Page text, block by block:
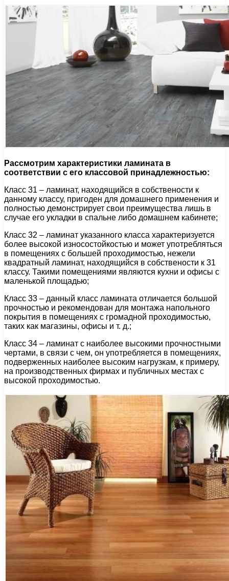
Рассмотрим характеристики ламината в
соответствии с его классовой принадлежностью:
Класс 31 – ламинат, находящийся в собствености к
данному классу, пригоден для домашнего применения и
полностью демонстрирует свои преимущества лишь в
случае его укладки в спальне либо домашнем кабинете;
Класс 32 – ламинат указанного класса характеризуется
более высокой износостойкостью и может употребляться
в помещениях с большей проходимостью, нежели
квадратный ламинат, находящийся в собствености к 31
классу. Такими помещениями являются кухни и офисы с
маленькой площадью;
Класс 33 – данный класс ламината отличается большой
прочностью и рекомендован для монтажа напольного
покрытия в помещениях с громадной проходимостью,
таких как магазины, офисы и т. д.;
Класс 34 – ламинат с наиболее высокими прочностными
чертами, в связи с чем, он употребляется в помещениях,
подверженных наиболее высоким нагрузкам, к примеру,
на производственных фирмах и публичных местах с
высокой проходимостью.